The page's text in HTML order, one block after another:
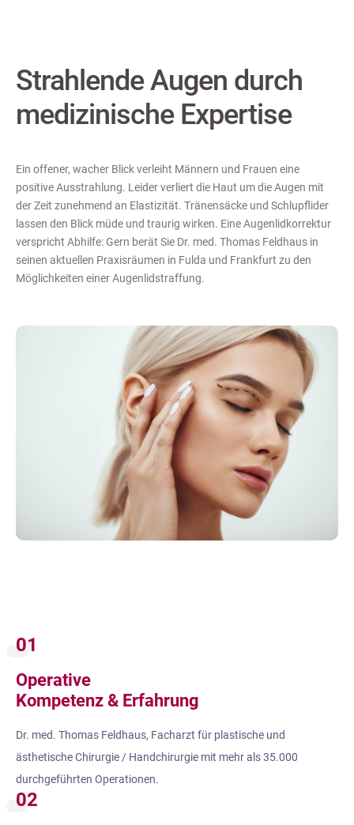
Strahlende Augen durch
medizinische Expertise
Ein offener, wacher Blick verleiht Männern und Frauen eine
positive Ausstrahlung. Leider verliert die Haut um die Augen mit
der Zeit zunehmend an Elastizität. Tränensäcke und Schlupflider
lassen den Blick müde und traurig wirken. Eine Augenlidkorrektur
verspricht Abhilfe: Gern berät Sie Dr. med. Thomas Feldhaus in
seinen aktuellen Praxisräumen in Fulda und Frankfurt zu den
Möglichkeiten einer Augenlidstraffung.
01
Operative
Kompetenz & Erfahrung
Dr. med. Thomas Feldhaus, Facharzt für plastische und
ästhetische Chirurgie / Handchirurgie mit mehr als 35.000
durchgeführten Operationen.
02